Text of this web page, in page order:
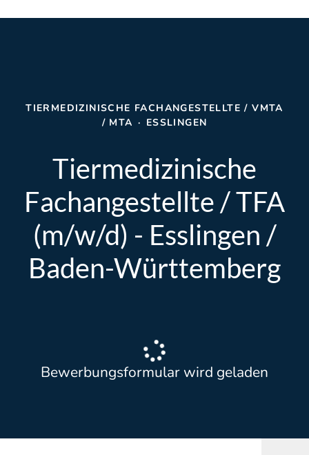
TIERMEDIZINISCHE FACHANGESTELLTE / VMTA
/ MTA · ESSLINGEN
Tiermedizinische
Fachangestellte / TFA
(m/w/d) - Esslingen /
Baden-Württemberg
Bewerbungsformular wird geladen